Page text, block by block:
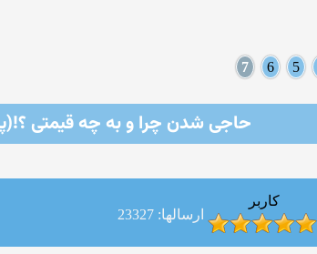
5
6
7
حاجی شدن چرا و به چه قیمتی
کاربر
ارسالها: 23327